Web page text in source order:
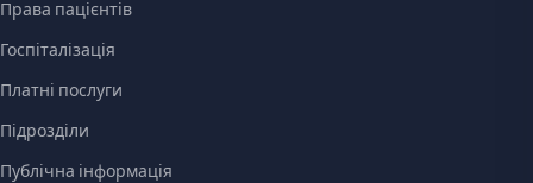
Права пацієнтів
Госпіталізація
Платні послуги
Підрозділи
Публічна інформація